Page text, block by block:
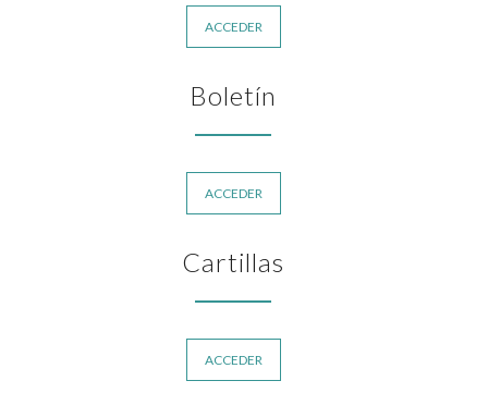
ACCEDER
Boletín
ACCEDER
Cartillas
ACCEDER